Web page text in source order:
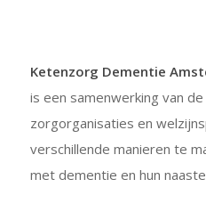
Ketenzorg Dementie
is een samenwerking van
zorgorganisaties en
verschillende manieren te
met dementie en hun